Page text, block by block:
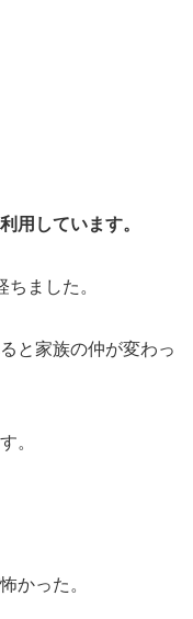
用しています。
ました。
と家族の仲が変わっ
。
かった。